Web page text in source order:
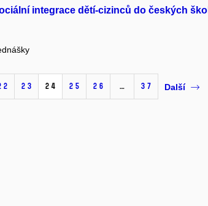
integrace dětí-cizinců do českých škol
23 24 25 26 … 37 Další